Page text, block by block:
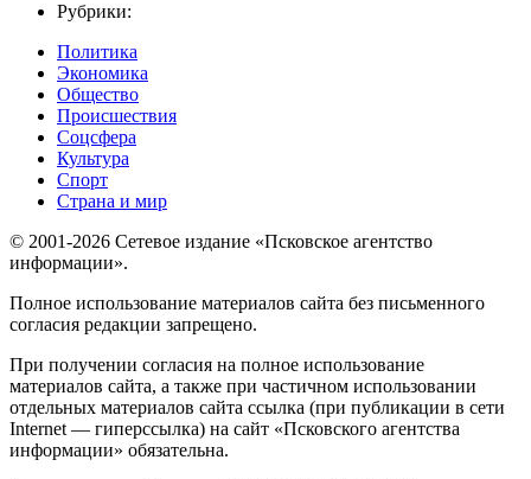
Рубрики:
Политика
Экономика
Общество
Происшествия
Соцсфера
Культура
Спорт
Страна и мир
© 2001-2026 Сетевое издание «Псковское агентство
информации».
Полное использование материалов сайта без письменного
согласия редакции запрещено.
При получении согласия на полное использование
материалов сайта, а также при частичном использовании
отдельных материалов сайта ссылка (при публикации в сети
Internet — гиперссылка) на сайт «Псковского агентства
информации» обязательна.